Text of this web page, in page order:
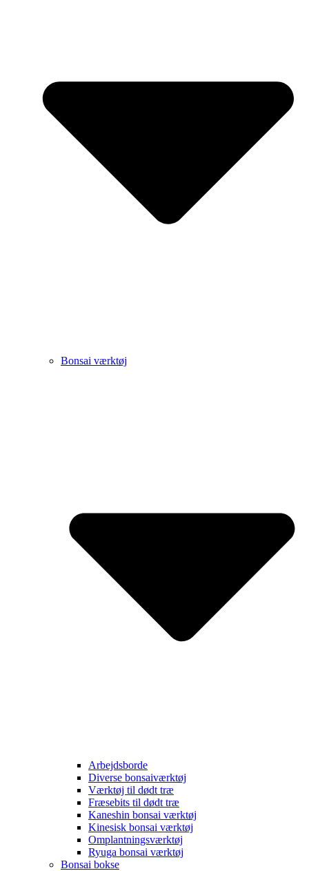
Bonsai værktøj
Arbejdsborde
Diverse bonsaiværktøj
Værktøj til dødt træ
Fræsebits til dødt træ
Kaneshin bonsai værktøj
Kinesisk bonsai værktøj
Omplantningsværktøj
Ryuga bonsai værktøj
Bonsai bokse